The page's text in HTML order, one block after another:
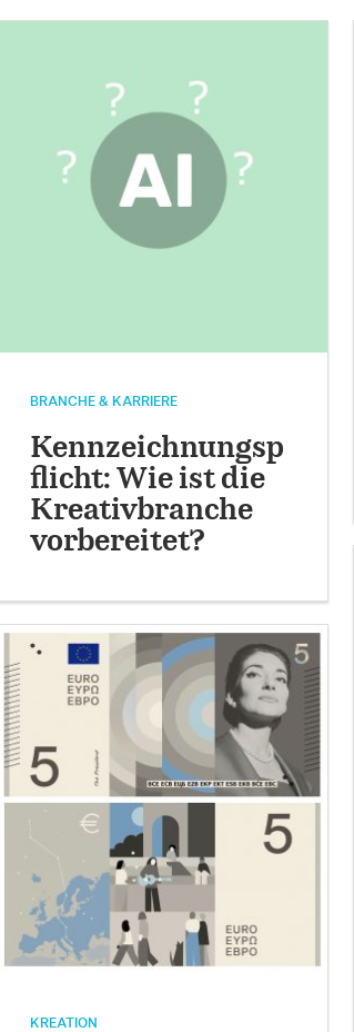
BRANCHE & KARRIERE
Kennzeichnungsp
flicht: Wie ist die
Kreativbranche
vorbereitet?
KREATION